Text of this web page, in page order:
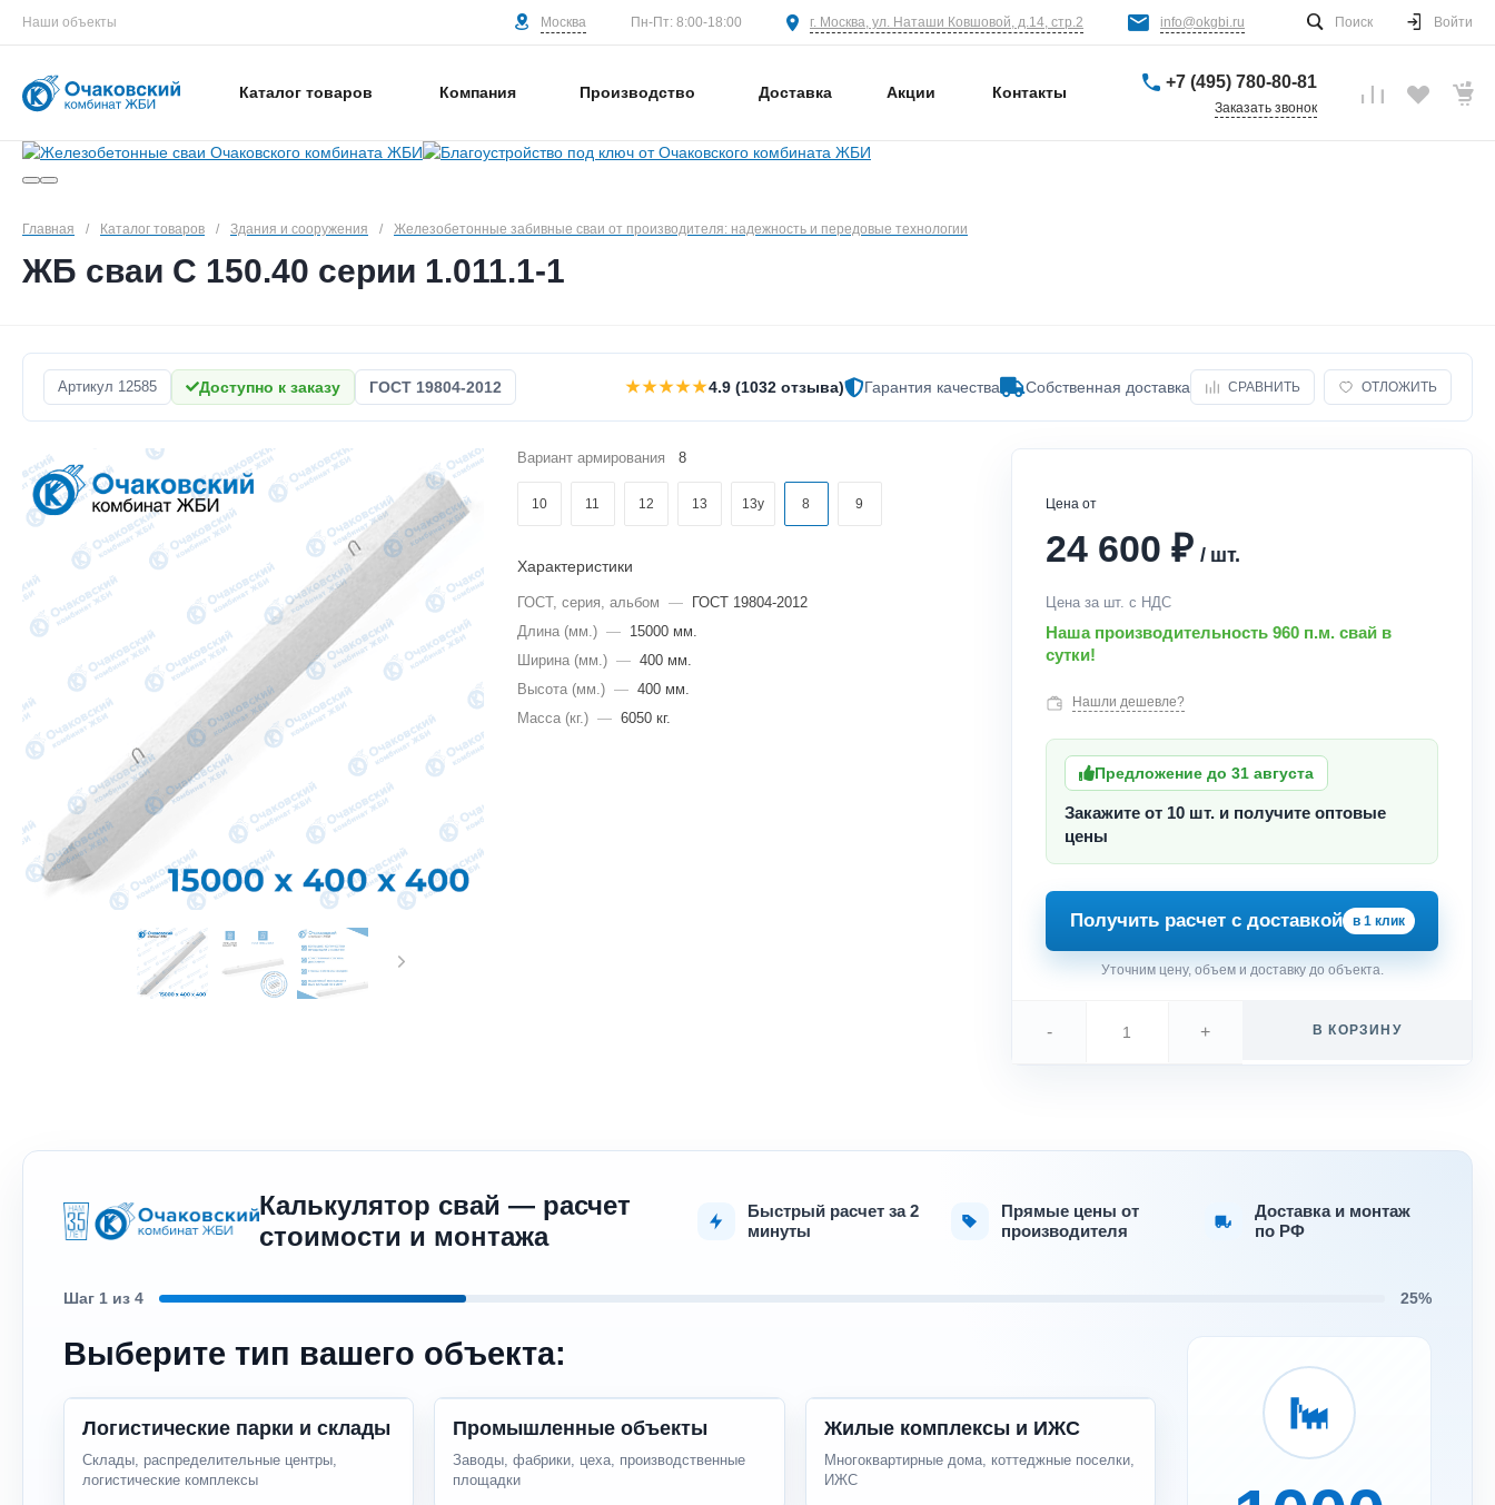
Наши объекты Москва Пн-Пт: 8:00-18:00 г. Москва, ул. Наташи Ковшовой, д.14, стр.2 info@okgbi.ru Поиск Войти
Каталог товаров Компания Производство Доставка Акции Контакты
+7 (495) 780-80-81
Заказать звонок
Главная / Каталог товаров / Здания и сооружения / Железобетонные забивные сваи от производителя: надежность и передовые технологии
ЖБ сваи С 150.40 серии 1.011.1-1
Артикул 12585 Доступно к заказу ГОСТ 19804-2012 ★★★★★4.9 (1032 отзыва) Гарантия качества Собственная доставка СРАВНИТЬ ОТЛОЖИТЬ
Вариант армирования 8
10 11 12 13 13у 8 9
Характеристики
ГОСТ, серия, альбом —
ГОСТ 19804-2012
Длина (мм.) —
15000 мм.
Ширина (мм.) — 400 мм.
Высота (мм.) — 400 мм.
Масса (кг.) — 6050 кг.
Цена от
24 600₽ / шт.
Цена за шт. с НДС
Наша производительность 960 п.м. свай в
сутки!
Нашли дешевле?
Предложение до 31 августа
Закажите от 10 шт. и получите оптовые
цены
Получить расчет с доставкой в 1 клик
Уточним цену, объем и доставку до объекта.
- + В КОРЗИНУ
Калькулятор свай — расчет
стоимости и монтажа
Быстрый расчет за 2
минуты
Прямые цены от
производителя
Доставка и монтаж
по РФ
Шаг 1 из 4 25%
Выберите тип вашего объекта:
Логистические парки и склады
Склады, распределительные центры,
логистические комплексы
Промышленные объекты
Заводы, фабрики, цеха, производственные
площадки
Жилые комплексы и ИЖС
Многоквартирные дома, коттеджные поселки,
ИЖС